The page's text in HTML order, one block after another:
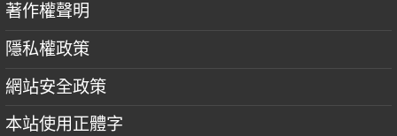
著作權聲明
隱私權政策
網站安全政策
本站使用正體字